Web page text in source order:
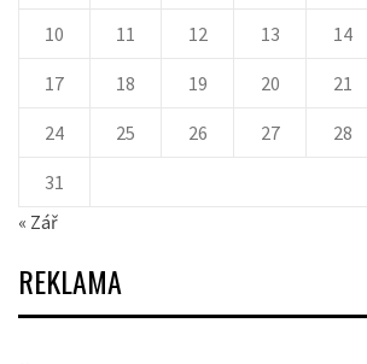
10 11 12 13 14
17 18 19 20 21
24 25 26 27 28
31
« Zář
REKLAMA